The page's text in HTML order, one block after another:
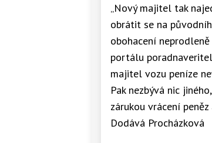
„Nový majitel tak
obrátit se na
obohacení
portálu
majitel vozu peníze
Pak nezbývá nic
zárukou vrácení
Dodává Procházková